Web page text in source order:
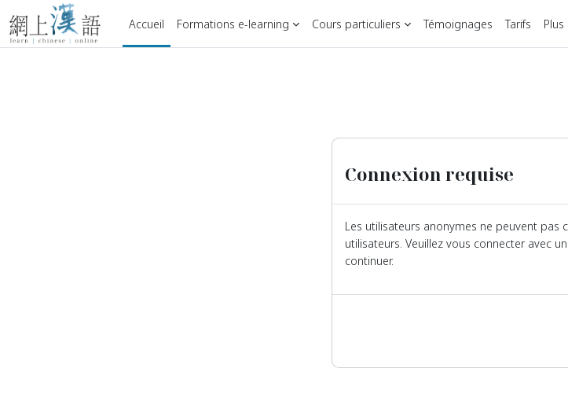
Passer au contenu principal
Accueil
Formations e-learning Cours particuliers Témoignages Tarifs
Connexion requise
Les utilisateurs anonymes ne peuvent pas
utilisateurs. Veuillez vous connecter avec
continuer.